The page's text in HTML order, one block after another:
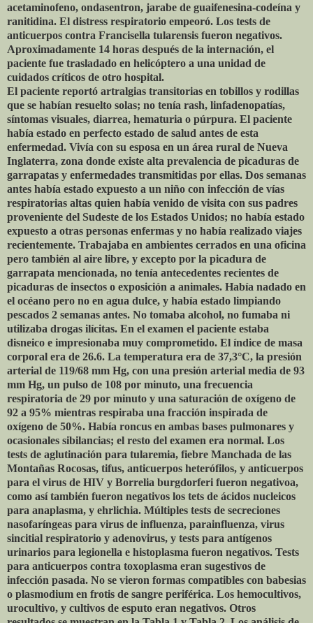
acetaminofeno, ondasentron, jarabe de guaifenesina-codeína y
ranitidina. El distress respiratorio empeoró. Los tests de
anticuerpos contra Francisella tularensis fueron negativos.
Aproximadamente 14 horas después de la internación, el
paciente fue trasladado en helicóptero a una unidad de
cuidados críticos de otro hospital.
El paciente reportó artralgias transitorias en tobillos y rodillas
que se habían resuelto solas; no tenía rash, linfadenopatías,
síntomas visuales, diarrea, hematuria o púrpura. El paciente
había estado en perfecto estado de salud antes de esta
enfermedad. Vivía con su esposa en un área rural de Nueva
Inglaterra, zona donde existe alta prevalencia de picaduras de
garrapatas y enfermedades transmitidas por ellas. Dos semanas
antes había estado expuesto a un niño con infección de vías
respiratorias altas quien había venido de visita con sus padres
proveniente del Sudeste de los Estados Unidos; no había estado
expuesto a otras personas enfermas y no había realizado viajes
recientemente. Trabajaba en ambientes cerrados en una oficina
pero también al aire libre, y excepto por la picadura de
garrapata mencionada, no tenía antecedentes recientes de
picaduras de insectos o exposición a animales. Había nadado en
el océano pero no en agua dulce, y había estado limpiando
pescados 2 semanas antes. No tomaba alcohol, no fumaba ni
utilizaba drogas ilícitas. En el examen el paciente estaba
disneico e impresionaba muy comprometido. El índice de masa
corporal era de 26.6. La temperatura era de 37,3°C, la presión
arterial de 119/68 mm Hg, con una presión arterial media de 93
mm Hg, un pulso de 108 por minuto, una frecuencia
respiratoria de 29 por minuto y una saturación de oxígeno de
92 a 95% mientras respiraba una fracción inspirada de
oxígeno de 50%. Había roncus en ambas bases pulmonares y
ocasionales sibilancias; el resto del examen era normal. Los
tests de aglutinación para tularemia, fiebre Manchada de las
Montañas Rocosas, tifus, anticuerpos heterófilos, y anticuerpos
para el virus de HIV y Borrelia burgdorferi fueron negativoa,
como así también fueron negativos los tets de ácidos nucleicos
para anaplasma, y ehrlichia. Múltiples tests de secreciones
nasofaríngeas para virus de influenza, parainfluenza, virus
sincitial respiratorio y adenovirus, y tests para antígenos
urinarios para legionella e histoplasma fueron negativos. Tests
para anticuerpos contra toxoplasma eran sugestivos de
infección pasada. No se vieron formas compatibles con babesias
o plasmodium en frotis de sangre periférica. Los hemocultivos,
urocultivo, y cultivos de esputo eran negativos. Otros